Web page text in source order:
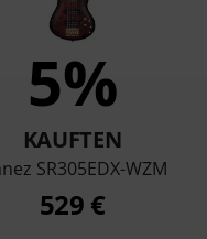
5%
KAUFTEN
SR305EDX-WZM
529 €